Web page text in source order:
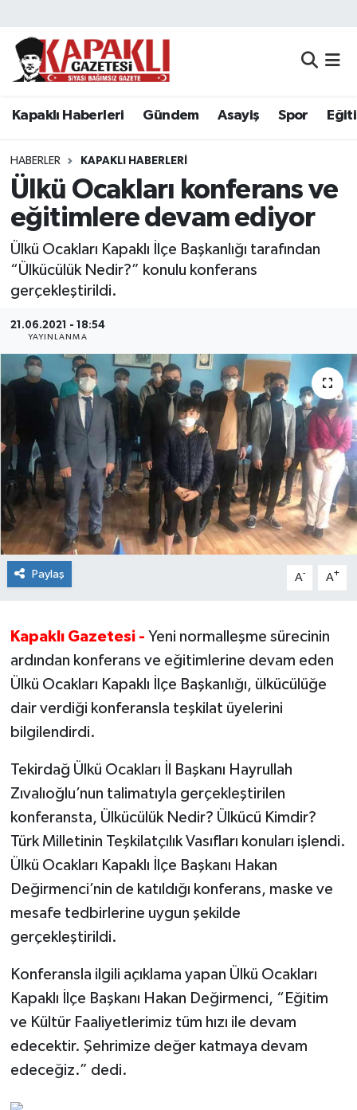
Kapaklı Haberleri Gündem Asayiş Spor
HABERLER KAPAKLI HABERLERI
Ülkü Ocakları konferans ve
eğitimlere devam ediyor
Ülkü Ocakları Kapaklı İlçe Başkanlığı tarafından
“Ülkücülük Nedir?” konulu konferans
gerçekleştirildi.
21.06.2021 - 18:54
YAYINLANMA
Paylaş A- A+
Kapaklı Gazetesi - Yeni normalleşme sürecinin
ardından konferans ve eğitimlerine devam eden
Ülkü Ocakları Kapaklı İlçe Başkanlığı, ülkücülüğe
dair verdiği konferansla teşkilat üyelerini
bilgilendirdi.
Tekirdağ Ülkü Ocakları İl Başkanı Hayrullah
Zıvalıoğlu’nun talimatıyla gerçekleştirilen
konferansta, Ülkücülük Nedir? Ülkücü Kimdir?
Türk Milletinin Teşkilatçılık Vasıfları konuları işlendi.
Ülkü Ocakları Kapaklı İlçe Başkanı Hakan
Değirmenci’nin de katıldığı konferans, maske ve
mesafe tedbirlerine uygun şekilde
gerçekleştirildi.
Konferansla ilgili açıklama yapan Ülkü Ocakları
Kapaklı İlçe Başkanı Hakan Değirmenci, “Eğitim
ve Kültür Faaliyetlerimiz tüm hızı ile devam
edecektir. Şehrimize değer katmaya devam
edeceğiz.” dedi.
Kapaklı Haberleri
Asayiş
Spor
Eğitim
Siyaset
Ekonomi
Sağlık
Teknoloji
Yaşam
Tekirdağ Nöbetçi Eczaneler
Tekirdağ Namaz Vakitleri
Tekirdağ Trafik Yoğunluk Haritası
Süper Lig Puan Durumu ve Fikstür
Tüm Manşetler